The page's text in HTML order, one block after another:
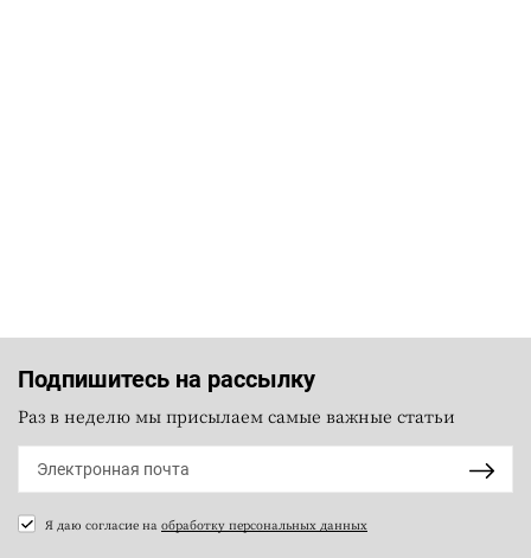
Подпишитесь на рассылку
Раз в неделю мы присылаем самые важные статьи
Я даю согласие на обработку персональных данных